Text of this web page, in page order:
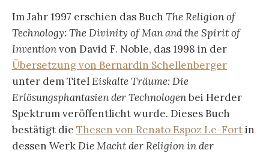
Im Jahr 1997 erschien das Buch The Religion of
Technology: The Divinity of Man and the Spirit of
Inventionvon David F. Noble, das 1998 in der
Übersetzung von Bernardin Schellenberger
unter dem TitelEiskalte Träume: Die
Erlösungsphantasien der Technologenbei Herder
Spektrum veröffentlicht wurde. Dieses Buch
bestätigt die Thesen von Renato Espoz Le-Fortin
dessen WerkDie Macht der Religion in der